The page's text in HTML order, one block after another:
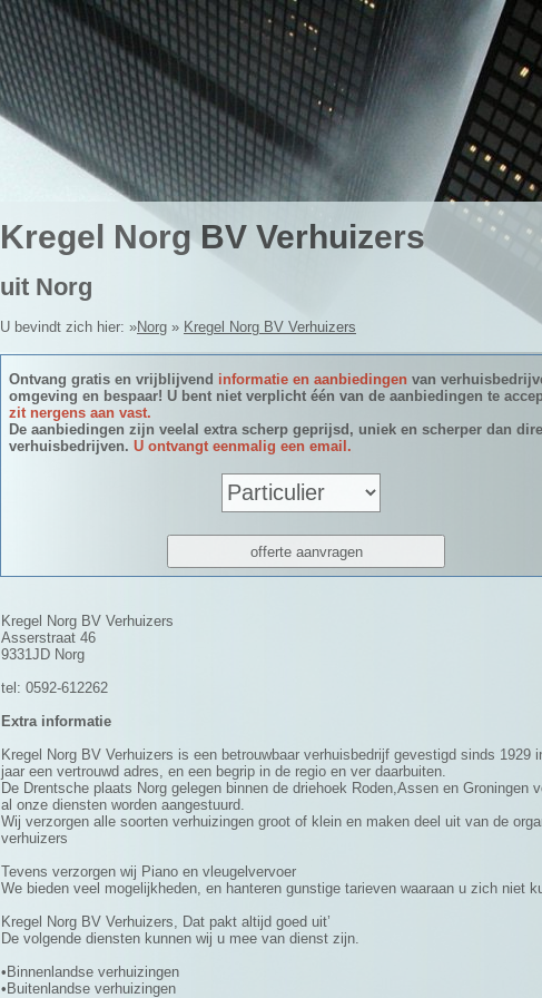
Kregel Norg BV Verhuizers
uit Norg
U bevindt zich hier: »Norg » Kregel Norg BV Verhuizers
Ontvang gratis en vrijblijvend informatie en aanbiedingen van
omgeving en bespaar! U bent niet verplicht één van de aanbiedingen te
zit nergens aan vast.
De aanbiedingen zijn veelal extra scherp geprijsd, uniek en scherper dan
verhuisbedrijven. U ontvangt eenmalig een email.
Kregel Norg BV Verhuizers
Asserstraat 46
9331JD Norg
tel: 0592-612262
Extra informatie
Kregel Norg BV Verhuizers is een betrouwbaar verhuisbedrijf gevestigd sinds 1929
jaar een vertrouwd adres, en een begrip in de regio en ver daarbuiten.
De Drentsche plaats Norg gelegen binnen de driehoek Roden,Assen en Groningen
al onze diensten worden aangestuurd.
Wij verzorgen alle soorten verhuizingen groot of klein en maken deel uit van de
verhuizers
Tevens verzorgen wij Piano en vleugelvervoer
We bieden veel mogelijkheden, en hanteren gunstige tarieven waaraan u zich niet
Kregel Norg BV Verhuizers, Dat pakt altijd goed uit’
De volgende diensten kunnen wij u mee van dienst zijn.
•Binnenlandse verhuizingen
•Buitenlandse verhuizingen